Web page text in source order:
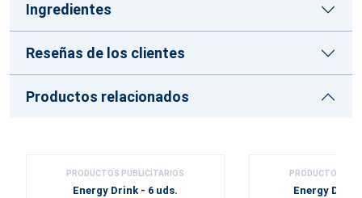
Ingredientes
Reseñas de los clientes
Productos relacionados
PRODUCTOS PUBLICITARIOS
Energy Drink - 6 uds.
PRODUCTOS
Energy Drink